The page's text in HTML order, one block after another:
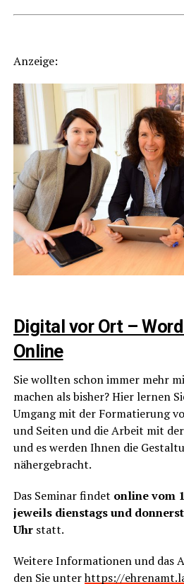
Anzei­ge:
Digi­tal vor Ort –
Online
Sie woll­ten schon immer mehr
machen als bis­her? Hier ler­nen
Umgang mit der For­ma­tie­rung
und Sei­ten und die Arbeit mit
und es wer­den Ihnen die
nähergebracht.
Das Semi­nar fin­det online vom
jeweils diens­tags und
Uhrstatt.
Wei­te­re Infor­ma­tio­nen und das
den Sie unterhttps://